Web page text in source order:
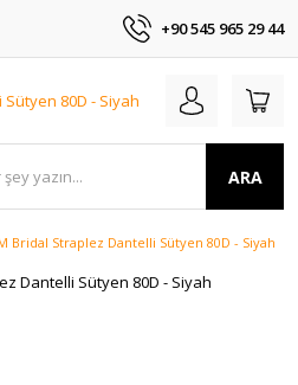
+90 545 965 29 44
ARA
Bridal Straplez Dantelli Sütyen 80D - Siyah